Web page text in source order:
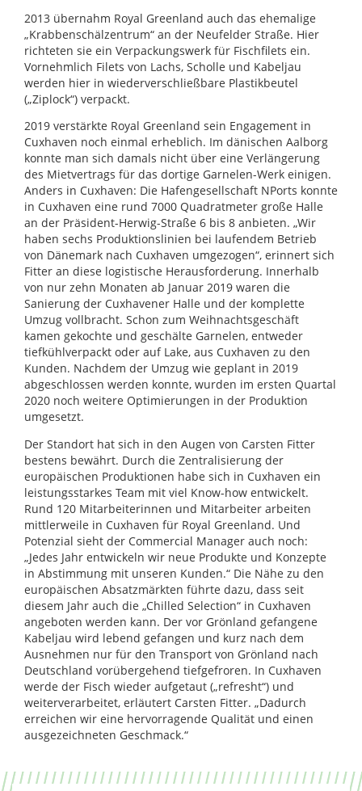
2013 übernahm Royal Greenland auch das ehemalige
„Krabbenschälzentrum“ an der Neufelder Straße. Hier
richteten sie ein Verpackungswerk für Fischfilets ein.
Vornehmlich Filets von Lachs, Scholle und Kabeljau
werden hier in wiederverschließbare Plastikbeutel
(„Ziplock“) verpackt.
2019 verstärkte Royal Greenland sein Engagement in
Cuxhaven noch einmal erheblich. Im dänischen Aalborg
konnte man sich damals nicht über eine Verlängerung
des Mietvertrags für das dortige Garnelen-Werk einigen.
Anders in Cuxhaven: Die Hafengesellschaft NPorts konnte
in Cuxhaven eine rund 7000 Quadratmeter große Halle
an der Präsident-Herwig-Straße 6 bis 8 anbieten. „Wir
haben sechs Produktionslinien bei laufendem Betrieb
von Dänemark nach Cuxhaven umgezogen“, erinnert sich
Fitter an diese logistische Herausforderung. Innerhalb
von nur zehn Monaten ab Januar 2019 waren die
Sanierung der Cuxhavener Halle und der komplette
Umzug vollbracht. Schon zum Weihnachtsgeschäft
kamen gekochte und geschälte Garnelen, entweder
tiefkühlverpackt oder auf Lake, aus Cuxhaven zu den
Kunden. Nachdem der Umzug wie geplant in 2019
abgeschlossen werden konnte, wurden im ersten Quartal
2020 noch weitere Optimierungen in der Produktion
umgesetzt.
Der Standort hat sich in den Augen von Carsten Fitter
bestens bewährt. Durch die Zentralisierung der
europäischen Produktionen habe sich in Cuxhaven ein
leistungsstarkes Team mit viel Know-how entwickelt.
Rund 120 Mitarbeiterinnen und Mitarbeiter arbeiten
mittlerweile in Cuxhaven für Royal Greenland. Und
Potenzial sieht der Commercial Manager auch noch:
„Jedes Jahr entwickeln wir neue Produkte und Konzepte
in Abstimmung mit unseren Kunden.“ Die Nähe zu den
europäischen Absatzmärkten führte dazu, dass seit
diesem Jahr auch die „Chilled Selection“ in Cuxhaven
angeboten werden kann. Der vor Grönland gefangene
Kabeljau wird lebend gefangen und kurz nach dem
Ausnehmen nur für den Transport von Grönland nach
Deutschland vorübergehend tiefgefroren. In Cuxhaven
werde der Fisch wieder aufgetaut („refresht“) und
weiterverarbeitet, erläutert Carsten Fitter. „Dadurch
erreichen wir eine hervorragende Qualität und einen
ausgezeichneten Geschmack.“